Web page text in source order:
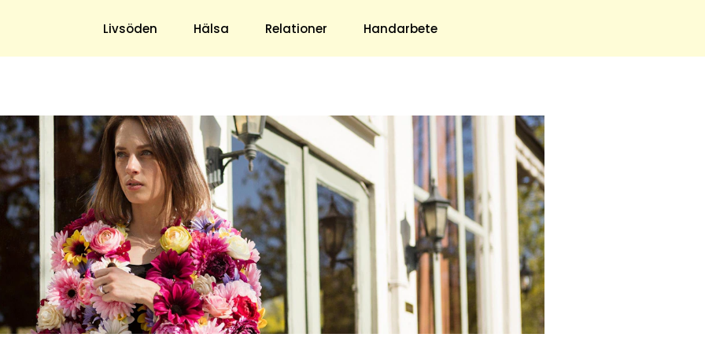
Livsöden Hälsa Relationer Handarbete
& Trädgård
Hushåll
Ekonomi
Mat & Dryck
& Antikt
DIY - Gör Det Själv
Underhållning
Nöje
TV
Horoskop
Quiz
Om Oss
Om Oss & Kontakt
Tidningar Hos Allas.se
Nyhetsbrev
Om Cookies
Integritetspolicy
Skapa Konto
Hantera Preferenser
blogg